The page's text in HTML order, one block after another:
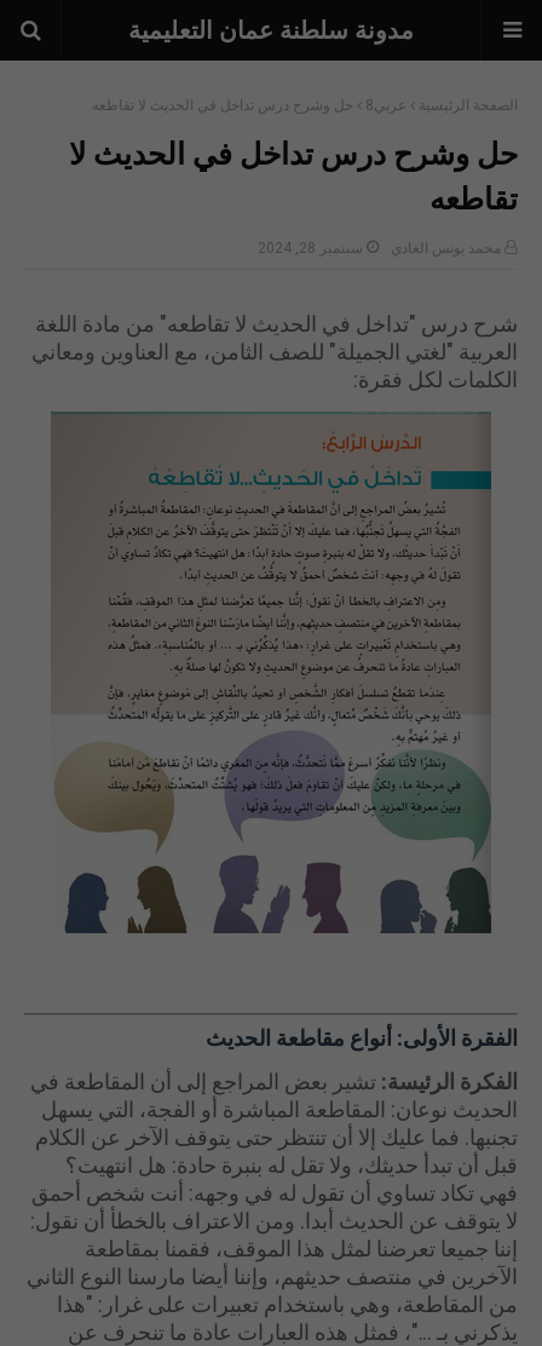
مدونة سلطنة عمان التعليمية
الصفحة الرئيسية عربي8 حل وشرح درس تداخل في الحديث لا تقاطعه
حل وشرح درس تداخل في الحديث لا
تقاطعه
محمد يونس الغادي سبتمبر 28, 2024
شرح درس "تداخل في الحديث لا تقاطعه" من مادة اللغة
العربية "لغتي الجميلة" للصف الثامن، مع العناوين ومعاني
الكلمات لكل فقرة:
الفقرة الأولى: أنواع مقاطعة الحديث
الفكرة الرئيسة: تشير بعض المراجع إلى أن المقاطعة في
الحديث نوعان: المقاطعة المباشرة أو الفجة، التي يسهل
تجنبها. فما عليك إلا أن تنتظر حتى يتوقف الآخر عن الكلام
قبل أن تبدأ حديثك، ولا تقل له بنبرة حادة: هل انتهيت؟
فهي تكاد تساوي أن تقول له في وجهه: أنت شخص أحمق
لا يتوقف عن الحديث أبدا. ومن الاعتراف بالخطأ أن نقول:
إننا جميعا تعرضنا لمثل هذا الموقف، فقمنا بمقاطعة
الآخرين في منتصف حديثهم، وإننا أيضا مارسنا النوع الثاني
من المقاطعة، وهي باستخدام تعبيرات على غرار: "هذا
يذكرني بـ ..."، فمثل هذه العبارات عادة ما تنحرف عن